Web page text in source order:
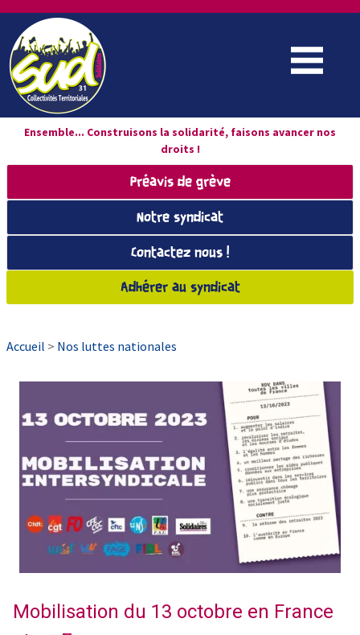
Ensemble... Construisons la solidarité, faisons avancer nos
droits !
Préavis de grève
Notre syndicat
Contactez nous !
Adhérer au syndicat
Accueil > Nos luttes nationales
Mobilisation du 13 octobre en France